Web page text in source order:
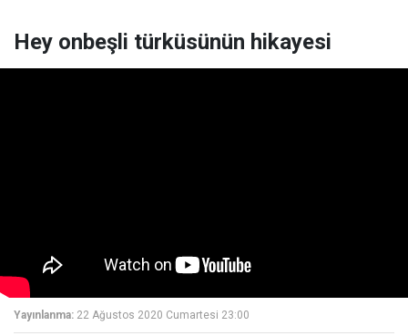
Hey onbeşli türküsünün hikayesi
Yayınlanma: 22 Ağustos 2020 Cumartesi 23:00